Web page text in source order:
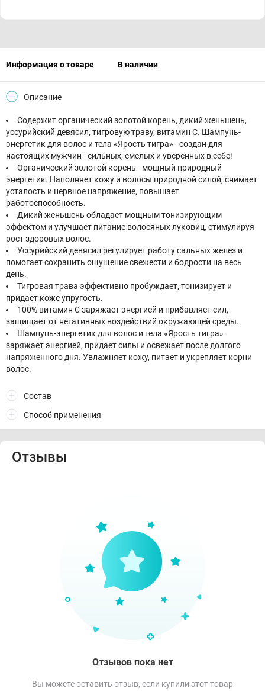
Информация о товаре В наличии
Описание
Содержит органический золотой корень, дикий женьшень,
уссурийский девясил, тигровую траву, витамин С. Шампунь-
энергетик для волос и тела «Ярость тигра» - создан для
настоящих мужчин - сильных, смелых и уверенных в себе!
Органический золотой корень - мощный природный
энергетик. Наполняет кожу и волосы природной силой, снимает
усталость и нервное напряжение, повышает
работоспособность.
Дикий женьшень обладает мощным тонизирующим
эффектом и улучшает питание волосяных луковиц, стимулируя
рост здоровых волос.
Уссурийский девясил регулирует работу сальных желез и
помогает сохранить ощущение свежести и бодрости на весь
день.
Тигровая трава эффективно пробуждает, тонизирует и
придает коже упругость.
100% витамин С заряжает энергией и прибавляет сил,
защищает от негативных воздействий окружающей среды.
Шампунь-энергетик для волос и тела «Ярость тигра»
заряжает энергией, придает силы и освежает после долгого
напряженного дня. Увлажняет кожу, питает и укрепляет корни
волос.
Состав
Способ применения
Отзывы
Отзывов пока нет
Вы можете оставить отзыв, если купили этот товар